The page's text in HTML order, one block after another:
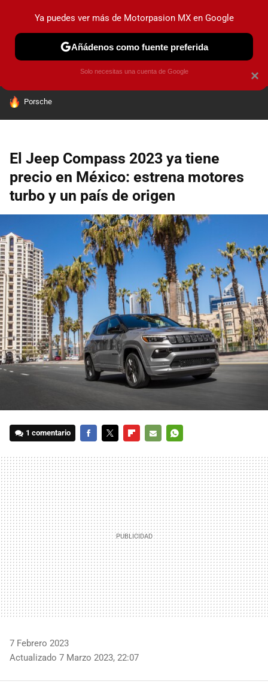
PRUEBAS INDUSTRIA HOY NO CIRCULA
HOY SE HABLA DE
Porsche
El Jeep Compass 2023 ya tiene
precio en México: estrena motores
turbo y un país de origen
1 comentario
MAIL
7 Febrero 2023
Actualizado 7 Marzo 2023, 22:07
×
Ya puedes ver más de Motorpasion MX en Google
Añádenos como fuente preferida
Solo necesitas una cuenta de Google